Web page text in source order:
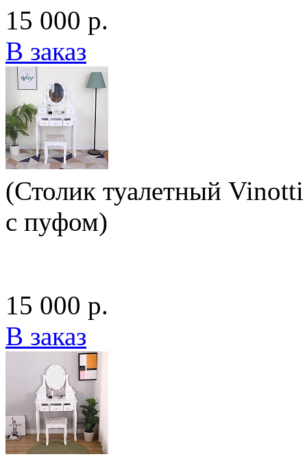
15 000 р.
В заказ
(Столик туалетный
с пуфом)
15 000 р.
В заказ